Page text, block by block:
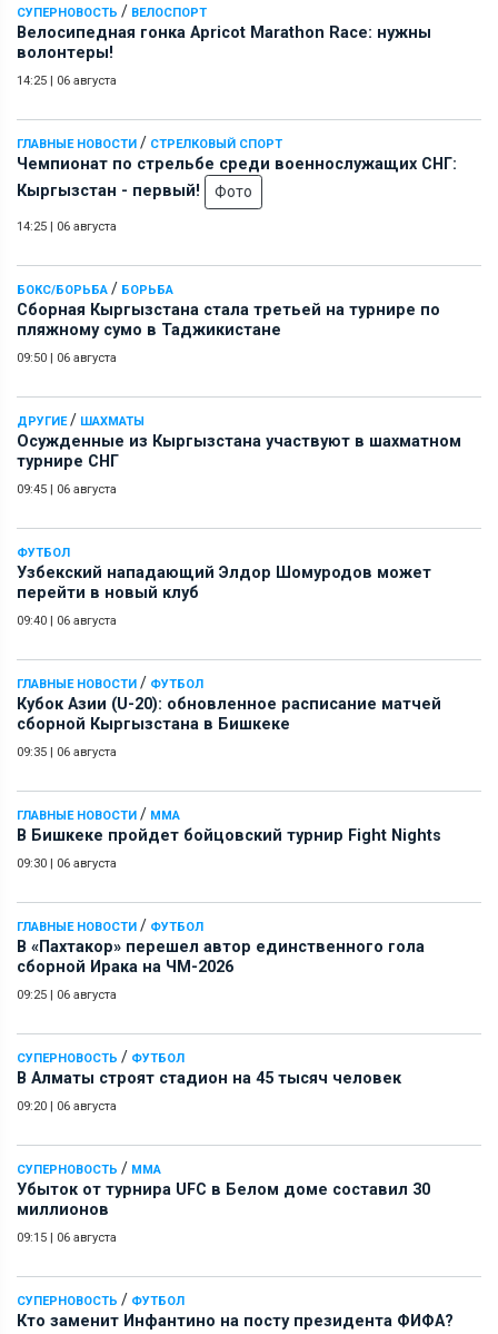
СУПЕРНОВОСТЬ / ВЕЛОСПОРТ
Велосипедная гонка Apricot Marathon Race: нужны
волонтеры!
14:25 | 06 августа
ГЛАВНЫЕ НОВОСТИ / СТРЕЛКОВЫЙ СПОРТ
Чемпионат по стрельбе среди военнослужащих СНГ:
Кыргызстан - первый!
Фото
14:25 | 06 августа
БОКС/БОРЬБА / БОРЬБА
Сборная Кыргызстана стала третьей на турнире по
пляжному сумо в Таджикистане
09:50 | 06 августа
ДРУГИЕ/ ШАХМАТЫ
Осужденные из Кыргызстана участвуют в шахматном
турнире СНГ
09:45 | 06 августа
ФУТБОЛ
Узбекский нападающий Элдор Шомуродов может
перейти в новый клуб
09:40 | 06 августа
ГЛАВНЫЕ НОВОСТИ / ФУТБОЛ
Кубок Азии (U-20): обновленное расписание матчей
сборной Кыргызстана в Бишкеке
09:35 | 06 августа
ГЛАВНЫЕ НОВОСТИ / ММА
В Бишкеке пройдет бойцовский турнир Fight Nights
09:30 | 06 августа
ГЛАВНЫЕ НОВОСТИ / ФУТБОЛ
В «Пахтакор» перешел автор единственного гола
сборной Ирака на ЧМ-2026
09:25 | 06 августа
СУПЕРНОВОСТЬ / ФУТБОЛ
В Алматы строят стадион на 45 тысяч человек
09:20 | 06 августа
СУПЕРНОВОСТЬ / ММА
Убыток от турнира UFC в Белом доме составил 30
миллионов
09:15 | 06 августа
СУПЕРНОВОСТЬ / ФУТБОЛ
Кто заменит Инфантино на посту президента ФИФА?